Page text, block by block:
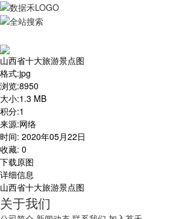
山西省十大旅游景点图
格式:jpg
浏览:8950
大小:1.3 MB
积分:1
来源:网络
时间: 2020年05月22日
收藏: 0
下载原图
详细信息
山西省十大旅游景点图
关于我们